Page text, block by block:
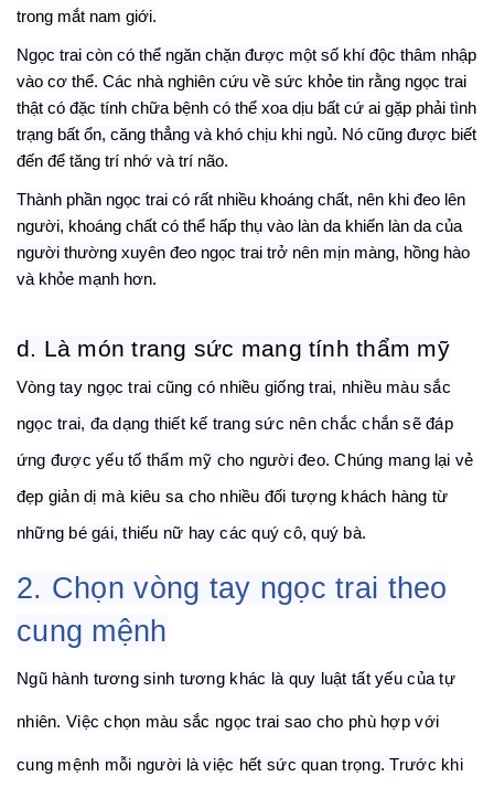
trong mắt nam giới.
Ngọc trai còn có thể ngăn chặn được một số khí độc thâm nhập
vào cơ thể. Các nhà nghiên cứu về sức khỏe tin rằng ngọc trai
thật có đặc tính chữa bệnh có thể xoa dịu bất cứ ai gặp phải tình
trạng bất ổn, căng thẳng và khó chịu khi ngủ. Nó cũng được biết
đến để tăng trí nhớ và trí não.
Thành phần ngọc trai có rất nhiều khoáng chất, nên khi đeo lên
người, khoáng chất có thể hấp thụ vào làn da khiến làn da của
người thường xuyên đeo ngọc trai trở nên mịn màng, hồng hào
và khỏe mạnh hơn.
d. Là món trang sức mang tính thẩm mỹ
Vòng tay ngọc trai cũng có nhiều giống trai, nhiều màu sắc
ngọc trai, đa dạng thiết kế trang sức nên chắc chắn sẽ đáp
ứng được yếu tố thẩm mỹ cho người đeo. Chúng mang lại vẻ
đẹp giản dị mà kiêu sa cho nhiều đối tượng khách hàng từ
những bé gái, thiếu nữ hay các quý cô, quý bà.
2. Chọn vòng tay ngọc trai theo
cung mệnh
Ngũ hành tương sinh tương khác là quy luật tất yếu của tự
nhiên. Việc chọn màu sắc ngọc trai sao cho phù hợp với
cung mệnh mỗi người là việc hết sức quan trọng. Trước khi